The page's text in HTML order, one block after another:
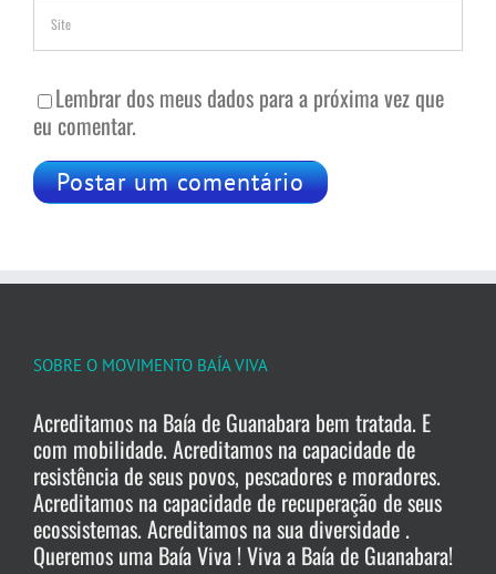
Lembrar dos meus dados para a próxima vez que
eu comentar.
SOBRE O MOVIMENTO BAÍA VIVA
Acreditamos na Baía de Guanabara bem tratada. E
com mobilidade. Acreditamos na capacidade de
resistência de seus povos, pescadores e moradores.
Acreditamos na capacidade de recuperação de seus
ecossistemas. Acreditamos na sua diversidade .
Queremos uma Baía Viva ! Viva a Baía de Guanabara!